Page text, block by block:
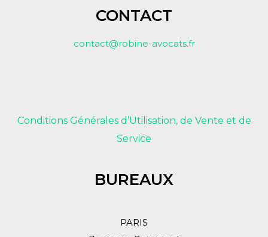
CONTACT
contact@robine-avocats.fr
Conditions Générales d’Utilisation, de Vente et de
Service
BUREAUX
PARIS